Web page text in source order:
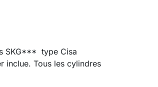
SKG*** type Cisa
inclue. Tous les cylindres